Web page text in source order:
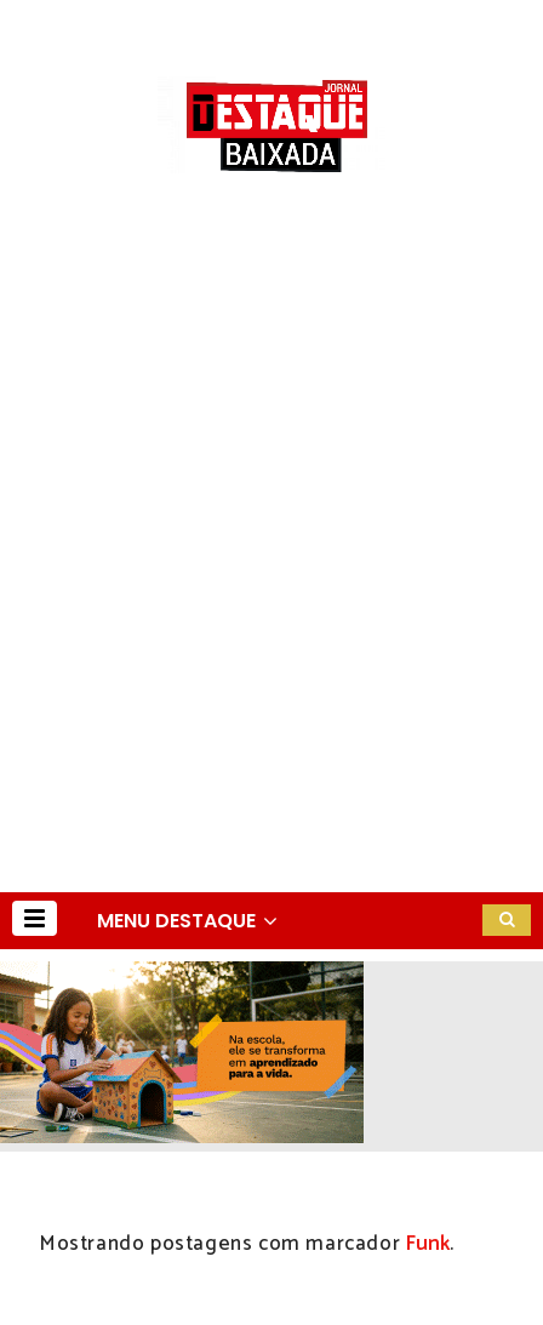
MENU DESTAQUE
Mostrando postagens com marcador Funk.